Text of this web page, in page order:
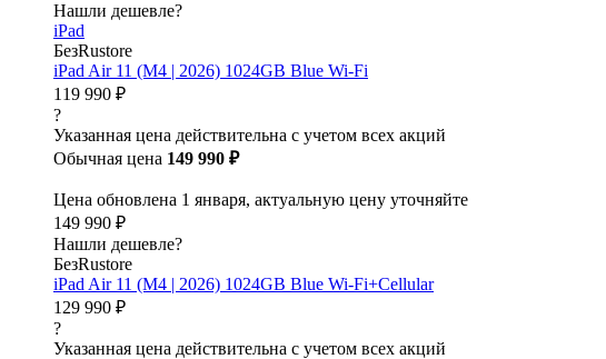
Нашли дешевле?
iPad
БезRustore
iPad Air 11 (M4 | 2026) 1024GB Blue Wi-Fi
119 990 ₽
?
Указанная цена действительна с учетом всех акций
Обычная цена 149 990 ₽
Цена обновлена 1 января, актуальную цену уточняйте
149 990 ₽
Нашли дешевле?
БезRustore
iPad Air 11 (M4 | 2026) 1024GB Blue Wi-Fi+Cellular
129 990 ₽
?
Указанная цена действительна с учетом всех акций